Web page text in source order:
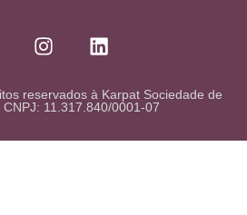
reservados à Karpat Sociedade de
11.317.840/0001-07